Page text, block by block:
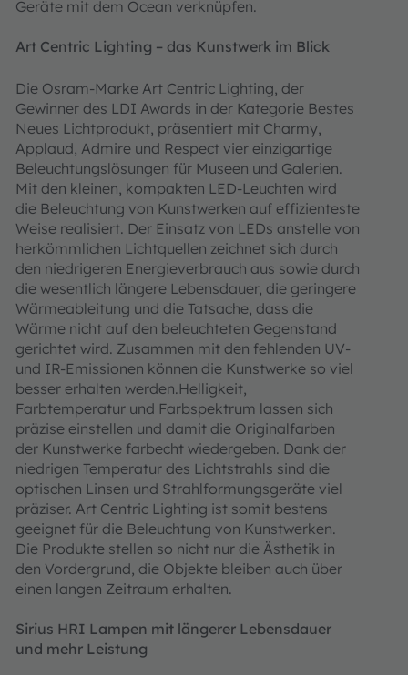
Geräte mit dem Ocean verknüpfen.
Art Centric Lighting – das Kunstwerk im Blick
Die Osram-Marke Art Centric Lighting, der
Gewinner des LDI Awards in der Kategorie Bestes
Neues Lichtprodukt, präsentiert mit Charmy,
Applaud, Admire und Respect vier einzigartige
Beleuchtungslösungen für Museen und Galerien.
Mit den kleinen, kompakten LED-Leuchten wird
die Beleuchtung von Kunstwerken auf effizienteste
Weise realisiert. Der Einsatz von LEDs anstelle von
herkömmlichen Lichtquellen zeichnet sich durch
den niedrigeren Energieverbrauch aus sowie durch
die wesentlich längere Lebensdauer, die geringere
Wärmeableitung und die Tatsache, dass die
Wärme nicht auf den beleuchteten Gegenstand
gerichtet wird. Zusammen mit den fehlenden UV-
und IR-Emissionen können die Kunstwerke so viel
besser erhalten werden.Helligkeit,
Farbtemperatur und Farbspektrum lassen sich
präzise einstellen und damit die Originalfarben
der Kunstwerke farbecht wiedergeben. Dank der
niedrigen Temperatur des Lichtstrahls sind die
optischen Linsen und Strahlformungsgeräte viel
präziser. Art Centric Lighting ist somit bestens
geeignet für die Beleuchtung von Kunstwerken.
Die Produkte stellen so nicht nur die Ästhetik in
den Vordergrund, die Objekte bleiben auch über
einen langen Zeitraum erhalten.
Sirius HRI Lampen mit längerer Lebensdauer
und mehr Leistung